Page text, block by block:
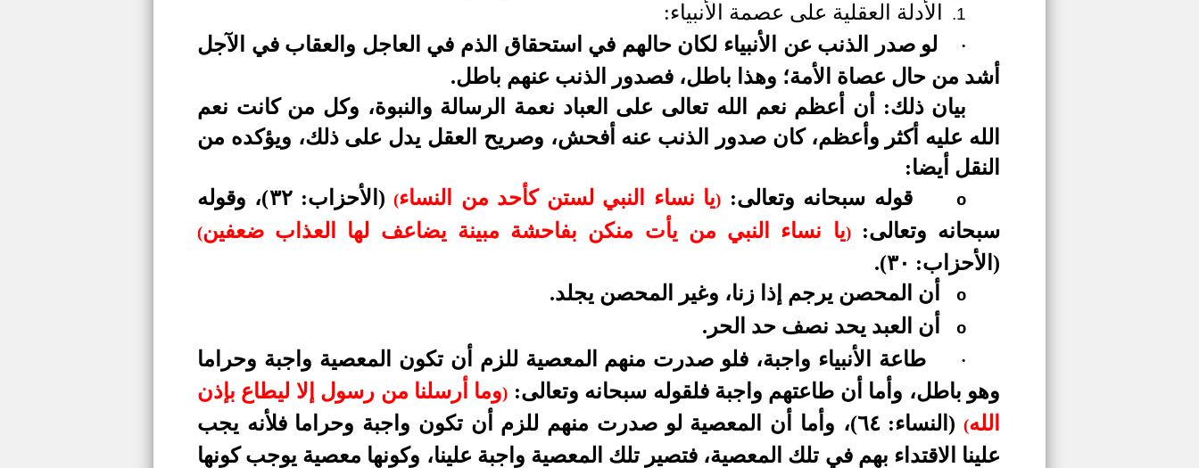
1. الأدلة العقلية على عصمة الأنبياء:
·
لو صدر الذنب عن الأنبياء لكان حالهم في استحقاق الذم في العاجل والعقاب في الآجل
أشد من حال عصاة الأمة؛ وهذا باطل، فصدور الذنب عنهم باطل.
بيان ذلك: أن أعظم نعم الله تعالى على العباد نعمة الرسالة والنبوة، وكل من كانت نعم
الله عليه أكثر وأعظم، كان صدور الذنب عنه أفحش، وصريح العقل يدل على ذلك، ويؤكده من
النقل أيضا:
o قوله سبحانه وتعالى: )يا نساء النبي لستن كأحد من النساء(
(الأحزاب: ٣٢)، وقوله
سبحانه وتعالى:)يا نساء النبي من يأت منكن بفاحشة مبينة يضاعف لها العذاب ضعفين(
(الأحزاب: ٣٠).
o أن المحصن يرجم إذا زنا، وغير المحصن يجلد.
o أن العبد يحد نصف حد الحر.
·
طاعة الأنبياء واجبة، فلو صدرت منهم المعصية للزم أن تكون المعصية واجبة وحراما
وهو باطل، وأما أن طاعتهم واجبة فلقوله سبحانه وتعالى: )وما أرسلنا من رسول إلا ليطاع بإذن
الله(
(النساء: ٦٤)، وأما أن المعصية لو صدرت منهم للزم أن تكون واجبة وحراما فلأنه يجب
علينا الاقتداء بهم في تلك المعصية، فتصير تلك المعصية واجبة علينا، وكونها معصية يوجب كونها